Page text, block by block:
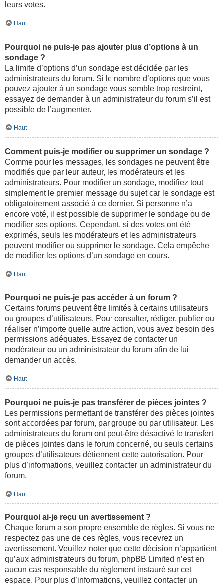
leurs votes.
Haut
Pourquoi ne puis-je pas ajouter plus d’options à un
sondage ?
La limite d’options d’un sondage est décidée par les
administrateurs du forum. Si le nombre d’options que vous
pouvez ajouter à un sondage vous semble trop restreint,
essayez de demander à un administrateur du forum s’il est
possible de l’augmenter.
Haut
Comment puis-je modifier ou supprimer un sondage ?
Comme pour les messages, les sondages ne peuvent être
modifiés que par leur auteur, les modérateurs et les
administrateurs. Pour modifier un sondage, modifiez tout
simplement le premier message du sujet car le sondage est
obligatoirement associé à ce dernier. Si personne n’a
encore voté, il est possible de supprimer le sondage ou de
modifier ses options. Cependant, si des votes ont été
exprimés, seuls les modérateurs et les administrateurs
peuvent modifier ou supprimer le sondage. Cela empêche
de modifier les options d’un sondage en cours.
Haut
Pourquoi ne puis-je pas accéder à un forum ?
Certains forums peuvent être limités à certains utilisateurs
ou groupes d’utilisateurs. Pour consulter, rédiger, publier ou
réaliser n’importe quelle autre action, vous avez besoin des
permissions adéquates. Essayez de contacter un
modérateur ou un administrateur du forum afin de lui
demander un accès.
Haut
Pourquoi ne puis-je pas transférer de pièces jointes ?
Les permissions permettant de transférer des pièces jointes
sont accordées par forum, par groupe ou par utilisateur. Les
administrateurs du forum ont peut-être désactivé le transfert
de pièces jointes dans le forum concerné, ou seuls certains
groupes d’utilisateurs détiennent cette autorisation. Pour
plus d’informations, veuillez contacter un administrateur du
forum.
Haut
Pourquoi ai-je reçu un avertissement ?
Chaque forum a son propre ensemble de règles. Si vous ne
respectez pas une de ces règles, vous recevrez un
avertissement. Veuillez noter que cette décision n’appartient
qu’aux administrateurs du forum, phpBB Limited n’est en
aucun cas responsable du règlement instauré sur cet
espace. Pour plus d’informations, veuillez contacter un